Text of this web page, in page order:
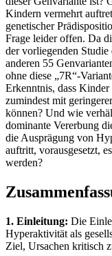
Kindern vermehrt
genetischer
Frage leider offen. Da
der vorliegenden
anderen 55
ohne diese „7R“-
Erkenntnis, dass
zumindest mit
können? Und wie
dominante Vererbung
die Ausprägung von
auftritt, vorausgesetzt,
werden?
1. Einleitung: Die
Hyperaktivität als
Ziel, Ursachen kritisch